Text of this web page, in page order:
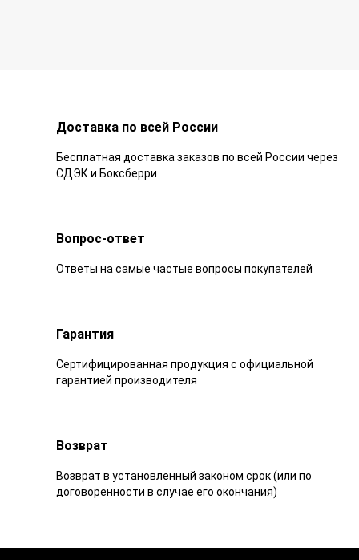
Доставка по всей России
Бесплатная доставка заказов по всей России через
СДЭК и Боксберри
Вопрос-ответ
Ответы на самые частые вопросы покупателей
Гарантия
Сертифицированная продукция с официальной
гарантией производителя
Возврат
Возврат в установленный законом срок (или по
договоренности в случае его окончания)